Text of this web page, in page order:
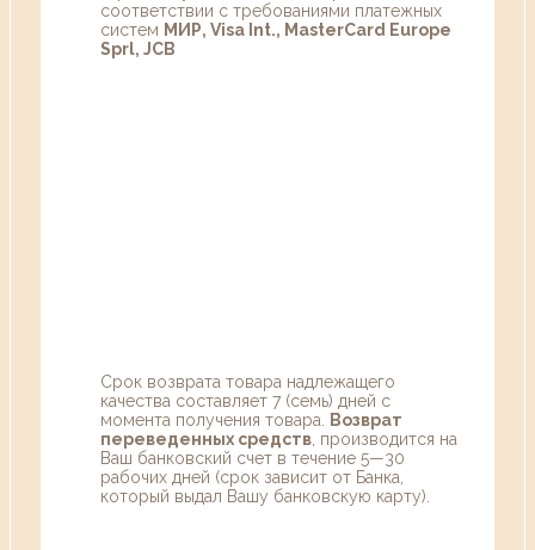
соответствии с требованиями платежных
систем МИР, Visa Int., MasterCard Europe
Sprl, JCB
Срок возврата товара надлежащего
качества составляет 7 (семь) дней с
момента получения товара.
Возврат
переведенных средств , производится на
Ваш банковский счет в течение 5—30
рабочих дней (срок зависит от Банка,
который выдал Вашу банковскую карту).